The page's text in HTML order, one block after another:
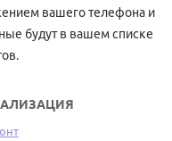
вашего телефона и
будут в вашем списке